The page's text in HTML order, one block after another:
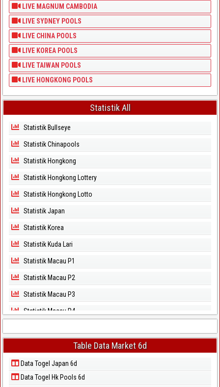
LIVE MAGNUM CAMBODIA
LIVE SYDNEY POOLS
LIVE CHINA POOLS
LIVE KOREA POOLS
LIVE TAIWAN POOLS
LIVE HONGKONG POOLS
Statistik All
Statistik Bullseye
Statistik Chinapools
Statistik Hongkong
Statistik Hongkong Lottery
Statistik Hongkong Lotto
Statistik Japan
Statistik Korea
Statistik Kuda Lari
Statistik Macau P1
Statistik Macau P2
Statistik Macau P3
Statistik Macau P4
Statistik Magnum Cambodia
Statistik North Carolina Day
Statistik North Carolina Evening
Table Data Market 6d
Data Togel Japan 6d
Data Togel Hk Pools 6d